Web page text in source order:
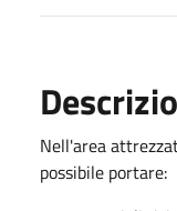
Nell'area
possibile portare: